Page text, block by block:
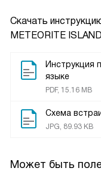
Скачать
METEORITE
Инструкция
языке
PDF, 15.16 MB
Схема
JPG, 89.93 KB
Может быть